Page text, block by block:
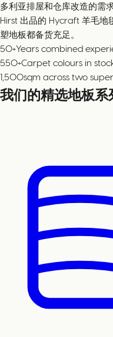
多利亚排屋和仓库改造的需
Hirst 出品的 Hycraft 羊毛地
塑地板都备货充足。
50+Years combined
550+Carpet colours in
1,500sqm across two
我们的精选地板系